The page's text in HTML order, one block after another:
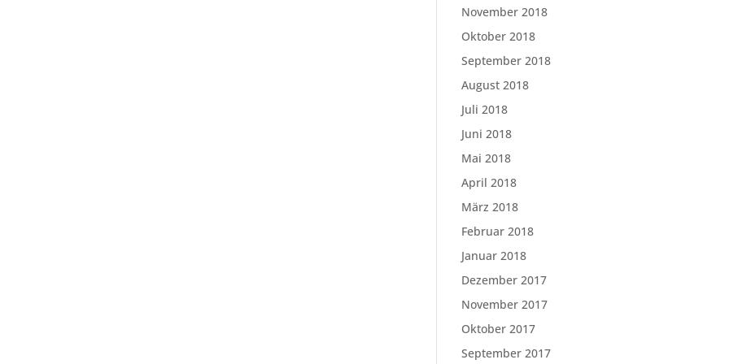
November 2018
Oktober 2018
September 2018
August 2018
Juli 2018
Juni 2018
Mai 2018
April 2018
März 2018
Februar 2018
Januar 2018
Dezember 2017
November 2017
Oktober 2017
September 2017